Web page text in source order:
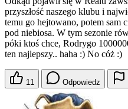
przyszłość naszego klubu i
temu go hejtowano, potem sam
pod niebiosa. W tym sezonie
póki ktoś chce, Rodrygo
ten najlepszy.. haha :) No cóż :)
11 Odpowiedz